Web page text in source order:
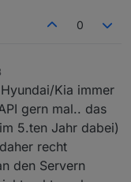
URLwith code
URLwith code
URLwith code
URLwith code
URLwith code
URLwith code
URLwith code
URLwith code
0
Kia immer
gern mal.. das
5.ten Jahr dabei)
recht
den Servern